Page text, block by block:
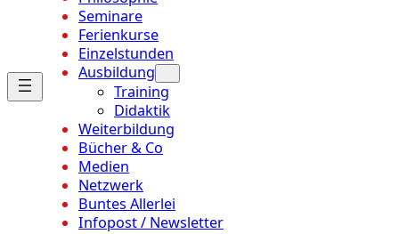
Seminare
Ferienkurse
Einzelstunden
Ausbildung
Training
Didaktik
Weiterbildung
Bücher & Co
Medien
Netzwerk
Buntes Allerlei
Infopost / Newsletter